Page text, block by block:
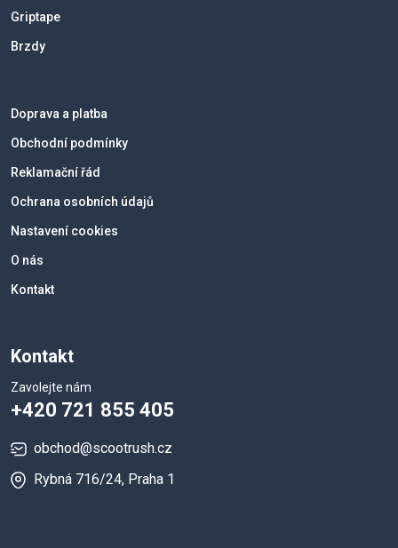
Griptape
Brzdy
Doprava a platba
Obchodní podmínky
Reklamační řád
Ochrana osobních údajů
Nastavení cookies
O nás
Kontakt
Kontakt
Zavolejte nám
+420 721 855 405
obchod@scootrush.cz
Rybná 716/24, Praha 1